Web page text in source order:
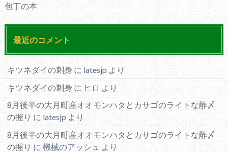
包丁の本
最近のコメント
キツネダイの刺身 に latesjp より
キツネダイの刺身 に ヒロ より
8月後半の大月町産オオモンハタとカサゴのライトな酢〆
の握り に latesjp より
8月後半の大月町産オオモンハタとカサゴのライトな酢〆
の握り に 機械のアッシュ
より